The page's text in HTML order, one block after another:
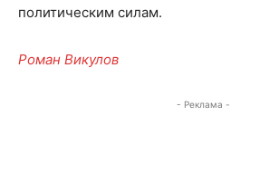
политическим силам.
Роман Викулов
- Реклама -